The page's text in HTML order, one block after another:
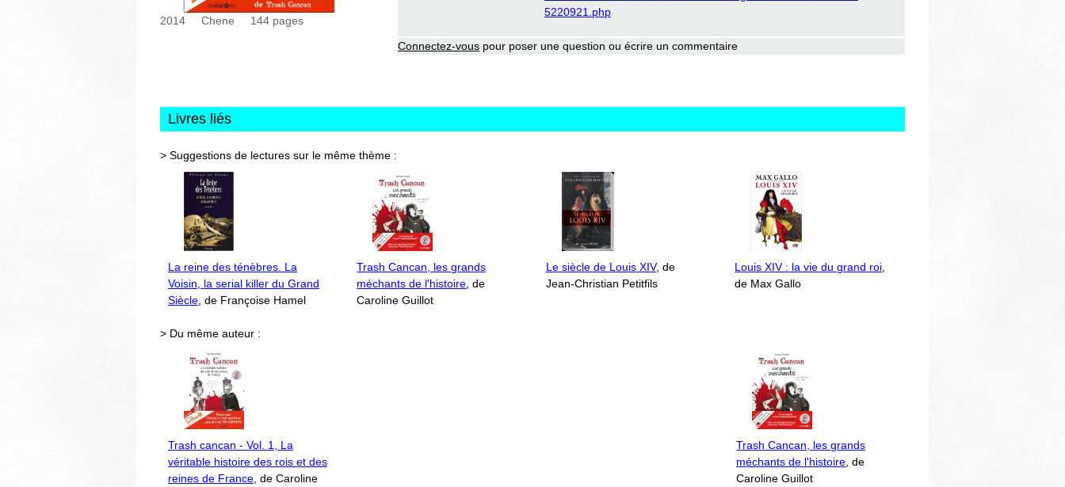
2014 Chene 144 pages
5220921.php
Connectez-vous pour poser une question ou écrire un commentaire
Livres liés
> Suggestions de lectures sur le même thème :
La reine des ténèbres. La
Voisin, la serial killer du Grand
Siècle , de Françoise Hamel
Trash Cancan, les grands
méchants de l'histoire , de
Caroline Guillot
Le siècle de Louis XIV, de
Jean-Christian Petitfils
Louis XIV : la vie du grand roi
de Max Gallo
> Du même auteur :
Trash cancan - Vol. 1, La
véritable histoire des rois et des
reines de France , de Caroline
Trash Cancan, les grands
méchants de l'histoire , de
Caroline Guillot